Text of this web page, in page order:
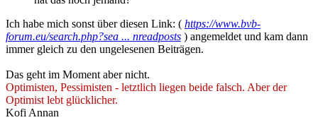
Ich habe mich sonst über diesen Link: ( https://www.bvb-
forum.eu/search.php?sea ... nreadposts ) angemeldet und kam dann
immer gleich zu den ungelesenen Beiträgen.
Das geht im Moment aber nicht.
Optimisten, Pessimisten - letztlich liegen beide falsch. Aber der
Optimist lebt glücklicher.
Kofi Annan